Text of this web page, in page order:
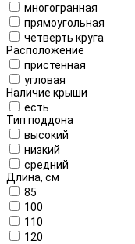
многогранная
прямоугольная
четверть круга
Расположение
пристенная
угловая
Наличие крыши
есть
Тип поддона
высокий
низкий
средний
Длина, см
85
100
110
120